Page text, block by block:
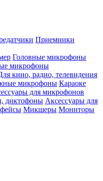
Приемники
Головные микрофоны
микрофоны
кино, радио, телевидения
микрофоны Караоке
для микрофонов
диктофоны Аксессуары для
Микшеры Мониторы